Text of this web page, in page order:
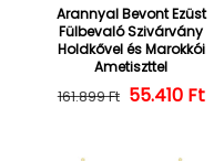
Arannyal Bevont Ezüst
Fülbevaló Szivárvány
Holdkővel és Marokkói
Ametiszttel
Normál ár
161.899 Ft 55.410 Ft